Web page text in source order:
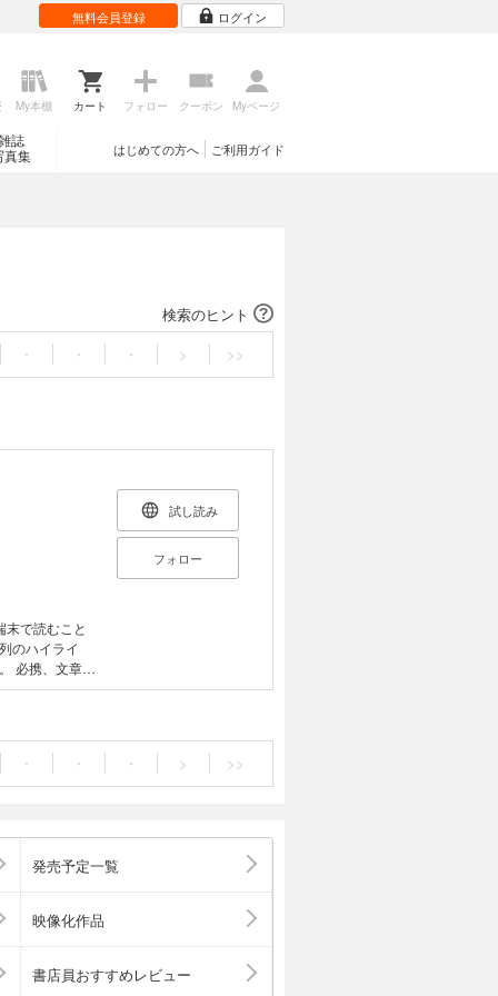
無料会員登録 ログイン
My本棚 カート フォロー クーポン Myページ
誌
真集
ご利用ガイド
はじめての方へ
検索のヒント
・
・ ・ > >>
で読むこと
のハイライ
立て、文章全
解しやすい文
試し読み
フォロー
・ ・ ・ > >>
発売予定一覧
映像化作品
書店員おすすめレビュー